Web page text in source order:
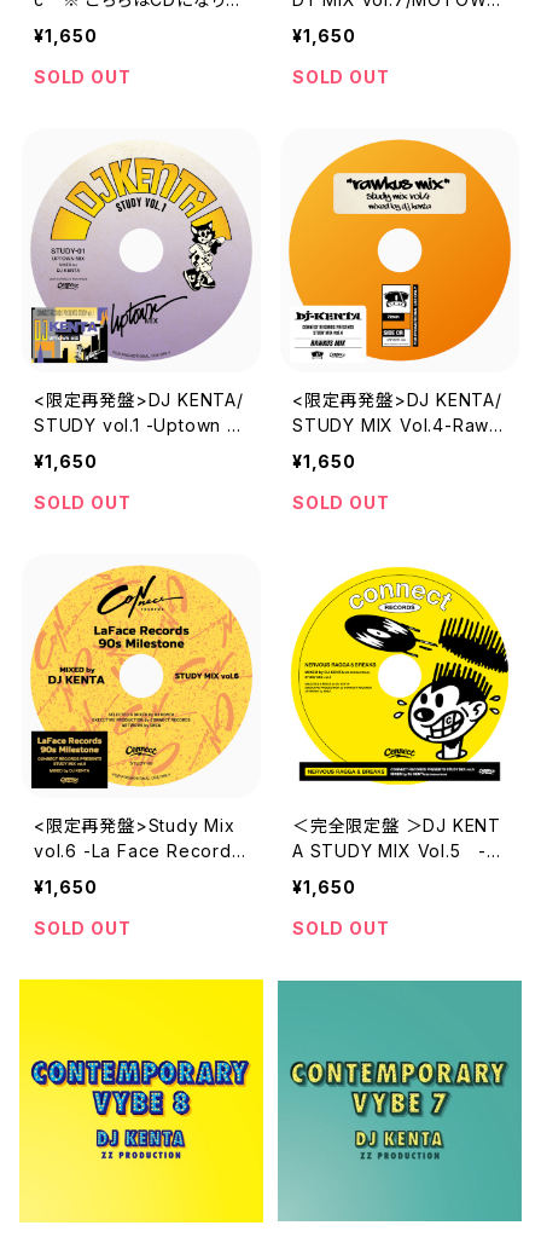
す。
¥1,650
SOLD OUT
90s MIX"SILKY FUN AN
D GROOVY THANG"
¥1,650
SOLD OUT
<限定再発盤>DJ KENTA/
STUDY vol.1 -Uptown Mi
x-
¥1,650
SOLD OUT
<限定再発盤>DJ KENTA/
STUDY MIX Vol.4-Rawk
usMIX
¥1,650
SOLD OUT
<限定再発盤>Study Mix
vol.6 -La Face Records
90s Milestone- MIX by
DJ KENTA
¥1,650
SOLD OUT
＜完全限定盤 ＞DJ KENT
A STUDY MIX Vol.5 -N
ERVOUS RAGGA＆BREAK
S-
¥1,650
SOLD OUT